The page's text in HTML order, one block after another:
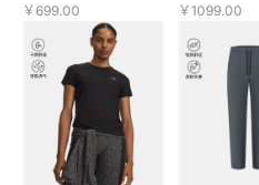
￥699.00
￥1099.00